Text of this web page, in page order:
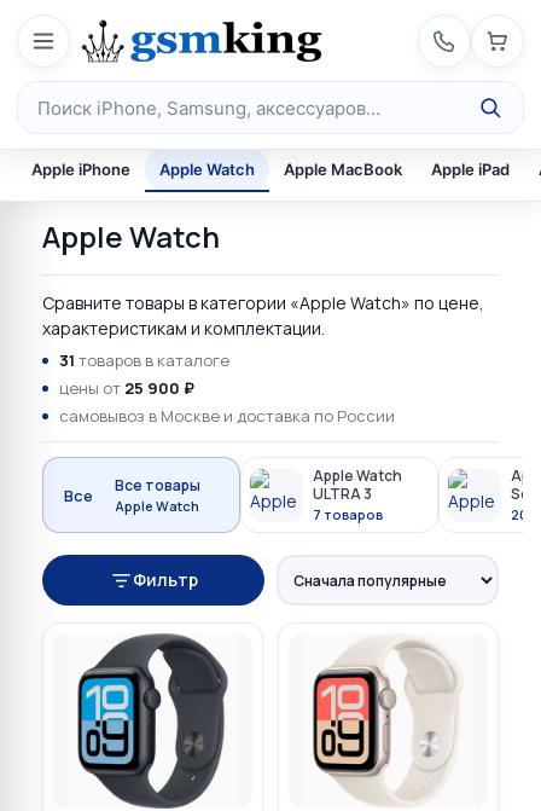
Перейти к содержимому
Поиск по каталогу
Apple iPhone Apple Watch Apple MacBook Apple iPad
Apple Watch
Сравните товары в категории «Apple Watch» по цене,
характеристикам и комплектации.
31 товаров в каталоге
цены от 25 900 ₽
самовывоз в Москве и доставка по России
Все Все товары
Apple Watch
Apple Watch
ULTRA 3
7 товаров 20
Фильтр